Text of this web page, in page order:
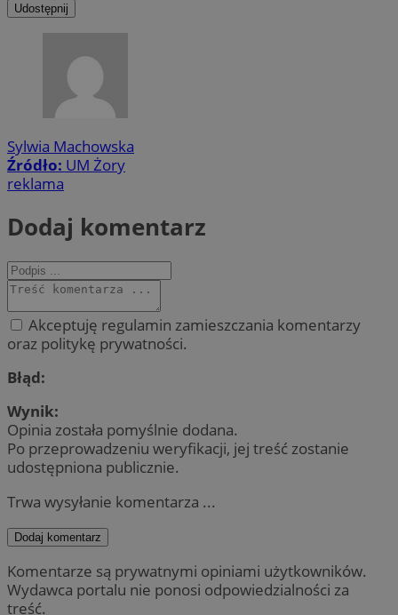
Udostępnij
Sylwia Machowska
Źródło: UM Żory
reklama
Dodaj komentarz
Akceptuję regulamin zamieszczania komentarzy
oraz politykę prywatności.
Błąd:
Wynik:
Opinia została pomyślnie dodana.
Po przeprowadzeniu weryfikacji, jej treść zostanie
udostępniona publicznie.
Trwa wysyłanie komentarza ...
Dodaj komentarz
Komentarze są prywatnymi opiniami użytkowników.
Wydawca portalu nie ponosi odpowiedzialności za
treść.